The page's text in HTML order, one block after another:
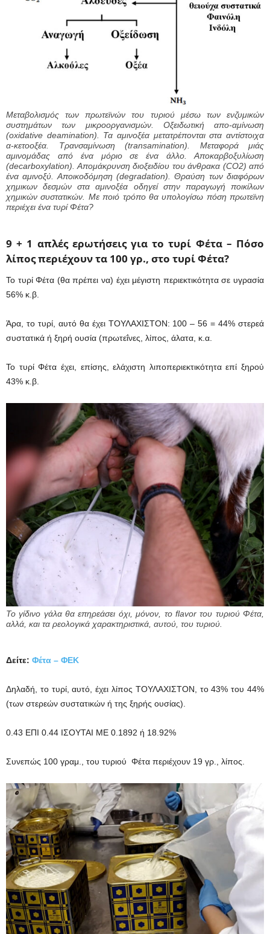
Μεταβολισμός των πρωτεϊνών του τυριού μέσω των ενζυμικών
συστημάτων των μικροοργανισμών. Οξειδωτική απο-αμίνωση
(oxidative deamination). Τα αμινοξέα μετατρέπονται στα αντίστοιχα
α-κετοοξέα. Τρανσαμίνωση (transamination). Μεταφορά μιάς
αμινομάδας από ένα μόριο σε ένα άλλο. Αποκαρβοξυλίωση
(decarboxylation). Απομάκρυνση διοξειδίου του άνθρακα (CO2) από
ένα αμινοξύ. Αποικοδόμηση (degradation). Θραύση των διαφόρων
χημικων δεσμών στα αμινοξέα οδηγεί στην παραγωγή ποικίλων
χημικών συστατικών. Με ποιό τρόπο θα υπολογίσω πόση πρωτεϊνη
περιέχει ένα τυρί Φέτα?
9 + 1 απλές ερωτήσεις για το τυρί Φέτα – Πόσο
λίπος περιέχουν τα 100 γρ., στο τυρί Φέτα?
Το τυρί Φέτα (θα πρέπει να) έχει μέγιστη περιεκτικότητα σε υγρασία
56% κ.β.
Άρα, το τυρί, αυτό θα έχει ΤΟΥΛΑΧΙΣΤΟΝ: 100 – 56 = 44% στερεά
συστατικά ή ξηρή ουσία (πρωτεΐνες, λίπος, άλατα, κ.α.
Το τυρί Φέτα έχει, επίσης, ελάχιστη λιποπεριεκτικότητα επί ξηρού
43% κ.β.
Το γίδινο γάλα θα επηρεάσει όχι, μόνον, το flavor του τυριού Φέτα,
αλλά, και τα ρεολογικά χαρακτηριστικά, αυτού, του τυριού.
Δείτε: Φέτα – ΦΕΚ
Δηλαδή, το τυρί, αυτό, έχει λίπος ΤΟΥΛΑΧΙΣΤΟΝ, το 43% του 44%
(των στερεών συστατικών ή της ξηρής ουσίας).
0.43 ΕΠΙ 0.44 ΙΣΟΥΤΑΙ ΜΕ 0.1892 ή 18.92%
Συνεπώς 100 γραμ., του τυριού Φέτα περιέχουν 19 γρ., λίπος.